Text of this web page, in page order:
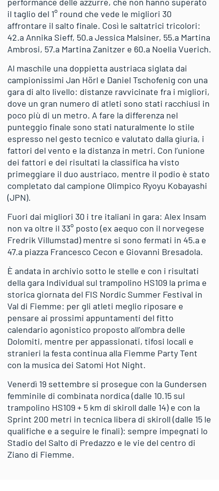
il taglio del 1° round che vede le migliori 30
affrontare il salto finale. Così le saltatrici tricolori:
42.a Annika Sieff, 50.a Jessica Malsiner, 55.a Martina
Ambrosi, 57.a Martina Zanitzer e 60.a Noelia Vuerich.
Al maschile una doppietta austriaca siglata dai
campionissimi Jan Hörl e Daniel Tschofenig con una
gara di alto livello: distanze ravvicinate fra i migliori,
dove un gran numero di atleti sono stati racchiusi in
poco più di un metro. A fare la differenza nel
punteggio finale sono stati naturalmente lo stile
espresso nel gesto tecnico e valutato dalla giuria, i
fattori del vento e la distanza in metri. Con l’unione
dei fattori e dei risultati la classifica ha visto
primeggiare il duo austriaco, mentre il podio è stato
completato dal campione Olimpico Ryoyu Kobayashi
(JPN).
Fuori dai migliori 30 i tre italiani in gara: Alex Insam
non va oltre il 33° posto (ex aequo con il norvegese
Fredrik Villumstad) mentre si sono fermati in 45.a e
47.a piazza Francesco Cecon e Giovanni Bresadola.
È andata in archivio sotto le stelle e con i risultati
della gara Individual sul trampolino HS109 la prima e
storica giornata del FIS Nordic Summer Festival in
Val di Fiemme: per gli atleti meglio riposare e
pensare ai prossimi appuntamenti del fitto
calendario agonistico proposto all’ombra delle
Dolomiti, mentre per appassionati, tifosi locali e
stranieri la festa continua alla Fiemme Party Tent
con la musica dei Satomi Hot Night.
Venerdì 19 settembre si prosegue con la Gundersen
femminile di combinata nordica (dalle 10.15 sul
trampolino HS109 + 5 km di skiroll dalle 14) e con la
Sprint 200 metri in tecnica libera di skiroll (dalle 15 le
qualifiche e a seguire le finali): sempre impegnati lo
Stadio del Salto di Predazzo e le vie del centro di
Ziano di Fiemme.